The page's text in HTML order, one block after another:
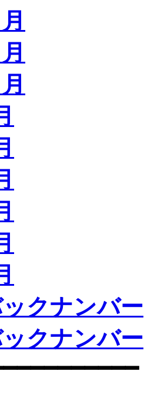
クナンバー
クナンバー